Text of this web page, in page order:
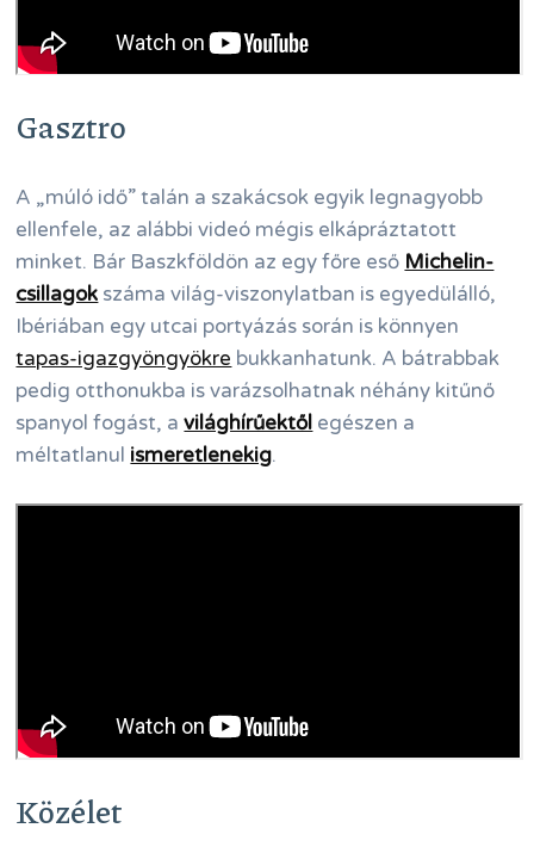
Gasztro
A „múló idő” talán a szakácsok egyik legnagyobb
ellenfele, az alábbi videó mégis elkápráztatott
minket. Bár Baszkföldön az egy főre eső Michelin-
csillagok száma világ-viszonylatban is egyedülálló,
Ibériában egy utcai portyázás során is könnyen
tapas-igazgyöngyökre bukkanhatunk. A bátrabbak
pedig otthonukba is varázsolhatnak néhány kitűnő
spanyol fogást, avilághírűektől egészen a
méltatlanul ismeretlenekig.
Közélet